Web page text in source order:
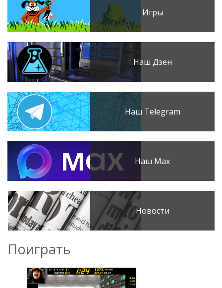
Игры
Наш Дзен
Наш Telegram
Наш Max
Новости
Поиграть